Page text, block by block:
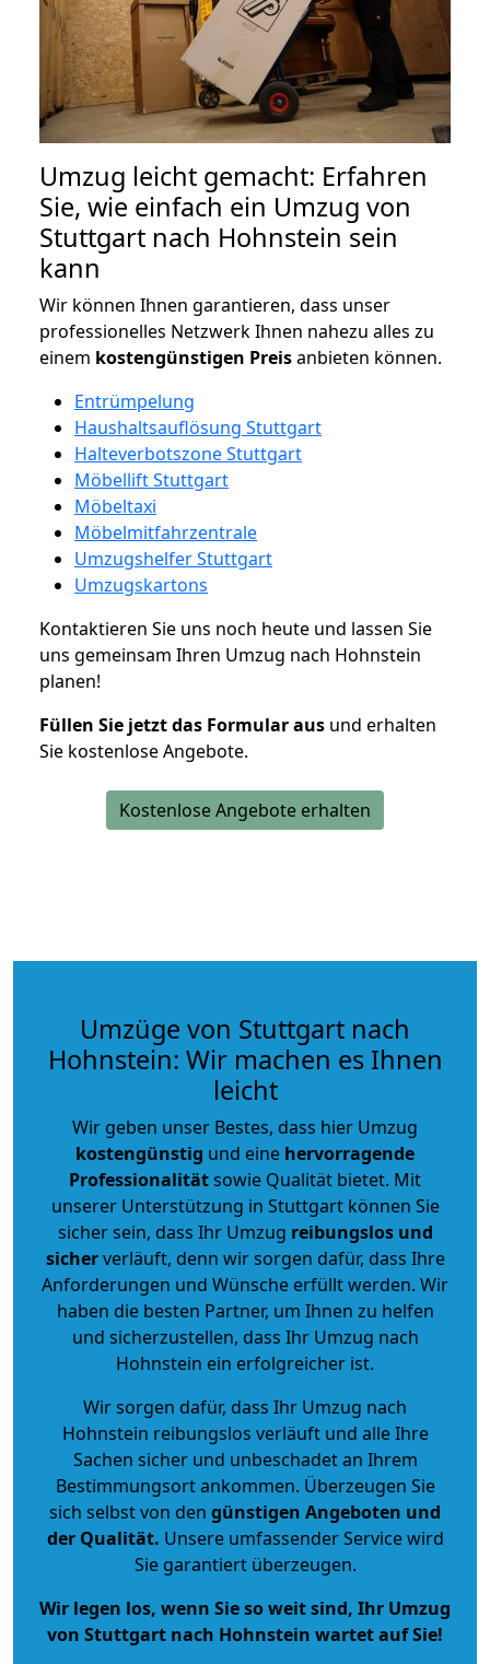
Umzug leicht gemacht: Erfahren
Sie, wie einfach ein Umzug von
Stuttgart nach Hohnstein sein
kann
Wir können Ihnen garantieren, dass unser
professionelles Netzwerk Ihnen nahezu alles zu
einem kostengünstigen Preisanbieten können.
Entrümpelung
Haushaltsauflösung Stuttgart
Halteverbotszone Stuttgart
Möbellift Stuttgart
Möbeltaxi
Möbelmitfahrzentrale
Umzugshelfer Stuttgart
Umzugskartons
Kontaktieren Sie uns noch heute und lassen Sie
uns gemeinsam Ihren Umzug nach Hohnstein
planen!
Füllen Sie jetzt das Formular aus und erhalten
Sie kostenlose Angebote.
Kostenlose Angebote erhalten
Umzüge von Stuttgart nach
Hohnstein: Wir machen es Ihnen
leicht
Wir geben unser Bestes, dass hier Umzug
kostengünstig und eine hervorragende
Professionalitätsowie Qualität bietet. Mit
unserer Unterstützung in Stuttgart können Sie
sicher sein, dass Ihr Umzug reibungslos und
sicherverläuft, denn wir sorgen dafür, dass Ihre
Anforderungen und Wünsche erfüllt werden. Wir
haben die besten Partner, um Ihnen zu helfen
und sicherzustellen, dass Ihr Umzug nach
Hohnstein ein erfolgreicher ist.
Wir sorgen dafür, dass Ihr Umzug nach
Hohnstein reibungslos verläuft und alle Ihre
Sachen sicher und unbeschadet an Ihrem
Bestimmungsort ankommen. Überzeugen Sie
sich selbst von den günstigen Angeboten und
der Qualität. Unsere umfassender Service wird
Sie garantiert überzeugen.
Wir legen los, wenn Sie so weit sind, Ihr Umzug
von Stuttgart nach Hohnstein wartet auf Sie!